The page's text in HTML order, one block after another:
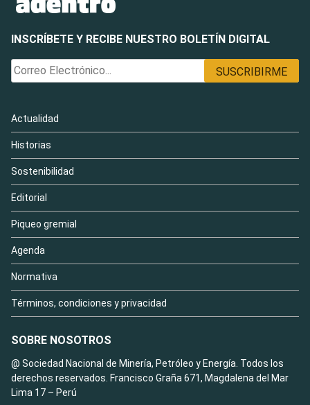
INSCRÍBETE Y RECIBE NUESTRO BOLETÍN DIGITAL
Actualidad
Historias
Sostenibilidad
Editorial
Piqueo gremial
Agenda
Normativa
Términos, condiciones y privacidad
SOBRE NOSOTROS
@ Sociedad Nacional de Minería, Petróleo y Energía. Todos los
derechos reservados. Francisco Graña 671, Magdalena del Mar
Lima 17 – Perú